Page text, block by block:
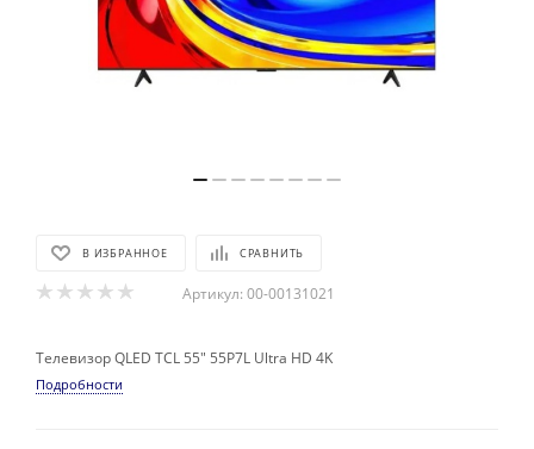
В ИЗБРАННОЕ СРАВНИТЬ
Артикул: 00-00131021
Телевизор QLED TCL 55" 55P7L Ultra HD 4K
Подробности